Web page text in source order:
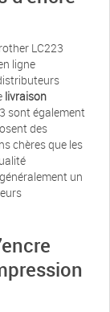
LC223
ligne
livraison
sont également
des
chères que les
un